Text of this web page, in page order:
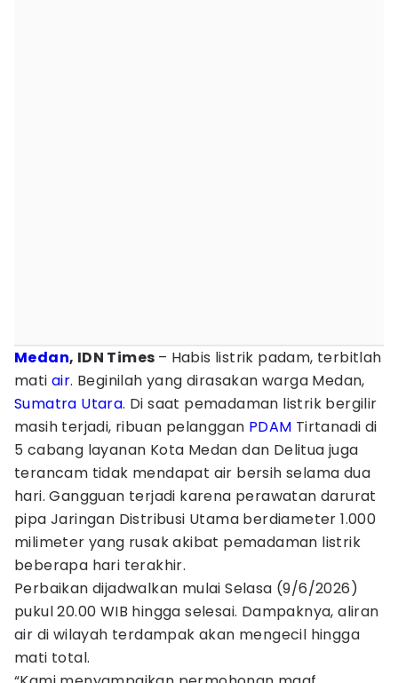
Medan, IDN Times – Habis listrik padam, terbitlah
matiair. Beginilah yang dirasakan warga Medan,
Sumatra Utara. Di saat pemadaman listrik bergilir
masih terjadi, ribuan pelanggan PDAM Tirtanadi di
5 cabang layanan Kota Medan dan Delitua juga
terancam tidak mendapat air bersih selama dua
hari. Gangguan terjadi karena perawatan darurat
pipa Jaringan Distribusi Utama berdiameter 1.000
milimeter yang rusak akibat pemadaman listrik
beberapa hari terakhir.
Perbaikan dijadwalkan mulai Selasa (9/6/2026)
pukul 20.00 WIB hingga selesai. Dampaknya, aliran
air di wilayah terdampak akan mengecil hingga
mati total.